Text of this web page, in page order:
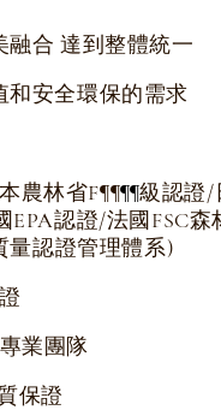
融合 達到整體統一
和安全環保的需求
農林省F¶¶¶¶級認證/
EPA認證/法國FSC森
量認證管理體系)
業團隊
保證